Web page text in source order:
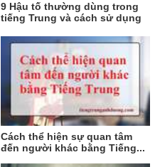
9 Hậu tố thường dùng trong
tiếng Trung và cách sử dụng
Cách thể hiện sự quan tâm
đến người khác bằng Tiếng...